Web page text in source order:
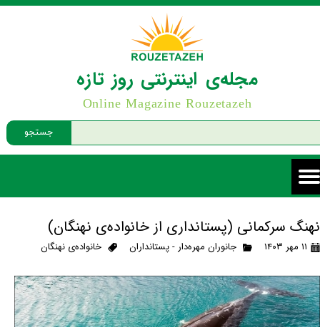
جستجو
مجله‌ی اینترنتی روز تازه
Online Magazine Rouzetazeh
نهنگ سرکمانی (پستانداری از خانواده‌ی نهنگان)
۱۱ مهر ۱۴۰۳ جانوران مهره‌دار - پستانداران خانواده‌ی نهنگان